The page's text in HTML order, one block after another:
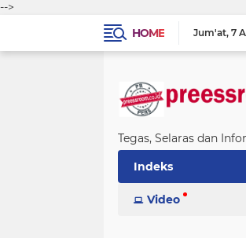
-->
HOME
Jum'at 7
Tegas, Selaras dan
Indeks
Video